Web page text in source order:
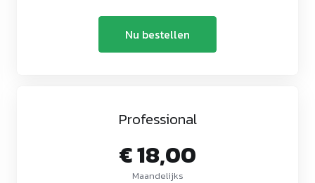
Nu bestellen
Professional
€ 18,00
Maandelijks